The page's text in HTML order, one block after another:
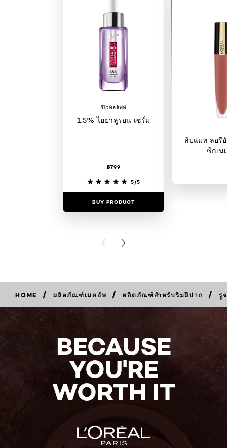
รีไวทัลลิฟท์
1.5% ไฮยาลูรอน เซรั่ม
฿799
5/5
BUY PRODUCT
ลิปแมท ลอรี
ซิกเน
PREVIOUS CARD
NEXT CARD
HOME / ผลิตภัณฑ์เมคอัพ / ผลิตภัณฑ์สำหรับริมฝีปาก / รู
NOW
BECAUSE
YOU'RE
WORTH IT